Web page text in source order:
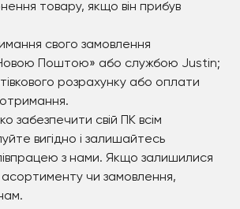
товару, якщо він прибув
свого замовлення
Поштою» або службою Justin;
розрахунку або оплати
отримання.
забезпечити свій ПК всім
вигідно і залишайтесь
з нами. Якщо залишилися
чи замовлення,